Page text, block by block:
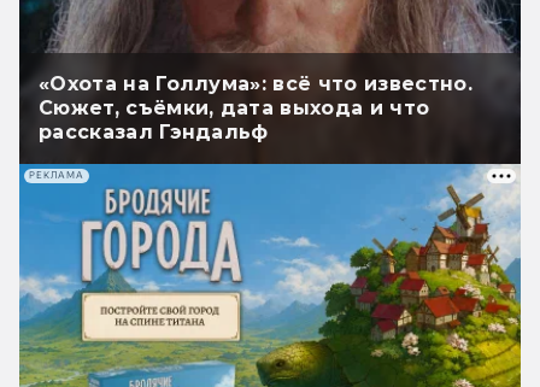
«Охота на Голлума»: всё что известно.
Сюжет, съёмки, дата выхода и что
рассказал Гэндальф
РЕКЛАМА